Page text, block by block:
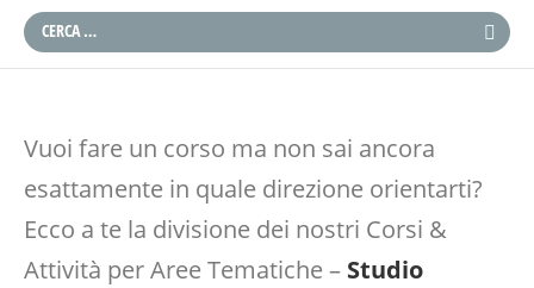
Vuoi fare un corso ma non sai ancora
esattamente in quale direzione orientarti?
Ecco a te la divisione dei nostri Corsi &
Attività per Aree Tematiche – Studio